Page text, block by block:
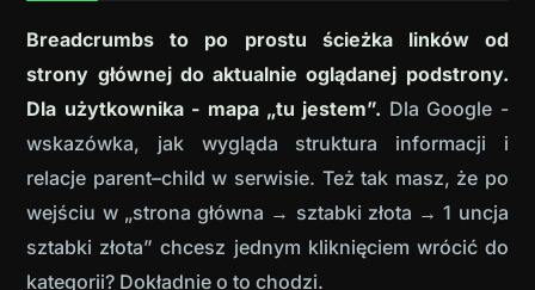
Breadcrumbs to po prostu ścieżka linków od
strony głównej do aktualnie oglądanej podstrony.
Dla użytkownika - mapa „tu jestem”. Dla Google -
wskazówka, jak wygląda struktura informacji i
relacje parent–child w serwisie. Też tak masz, że po
wejściu w „strona główna → sztabki złota → 1 uncja
sztabki złota” chcesz jednym kliknięciem wrócić do
kategorii? Dokładnie o to chodzi.